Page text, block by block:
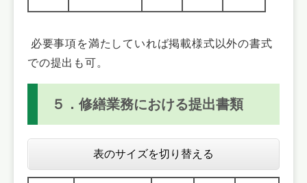
必要事項を満たしていれば掲載様式以外の書式
での提出も可。
５．修繕業務における提出書類
表のサイズを切り替える